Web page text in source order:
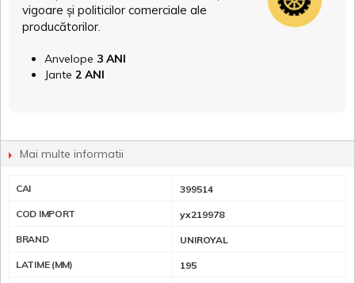
vigoare și politicilor comerciale ale
producătorilor.
Anvelope 3 ANI
Jante 2 ANI
Mai multe informatii
CAI 399514
COD IMPORT yx219978
BRAND UNIROYAL
LATIME (MM) 195